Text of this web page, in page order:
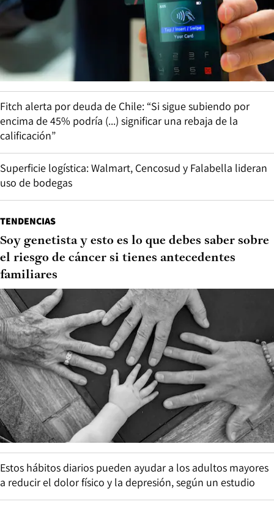
Fitch alerta por deuda de Chile: “Si sigue subiendo por
encima de 45% podría (...) significar una rebaja de la
calificación”
Superficie logística: Walmart, Cencosud y Falabella lideran
uso de bodegas
TENDENCIAS
Soy genetista y esto es lo que debes saber sobre
el riesgo de cáncer si tienes antecedentes
familiares
Estos hábitos diarios pueden ayudar a los adultos mayores
a reducir el dolor físico y la depresión, según un estudio